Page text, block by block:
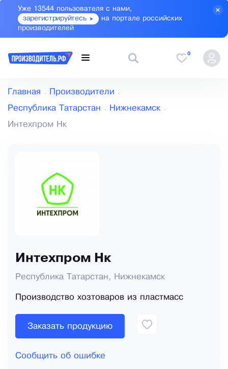
Уже 13544 пользователя с нами,
зарегистрируйтесь
на портале российских
производителей
0
Главная Производители
Республика Татарстан Нижнекамск
Интехпром Нк
Интехпром Нк
Республика Татарстан, Нижнекамск
Производство хозтоваров из пластмасс
Заказать продукцию
Сообщить об ошибке